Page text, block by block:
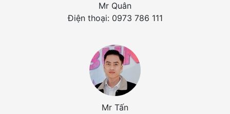
Mr Quân
Điện thoại: 0973 786 111
Mr Tấn